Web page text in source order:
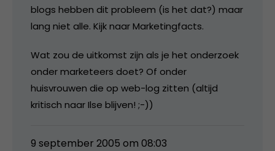
blogs hebben dit probleem (is het dat?) maar
lang niet alle. Kijk naar Marketingfacts.
Wat zou de uitkomst zijn als je het onderzoek
onder marketeers doet? Of onder
huisvrouwen die op web-log zitten (altijd
kritisch naar Ilse blijven! ;-))
9 september 2005 om 08:03